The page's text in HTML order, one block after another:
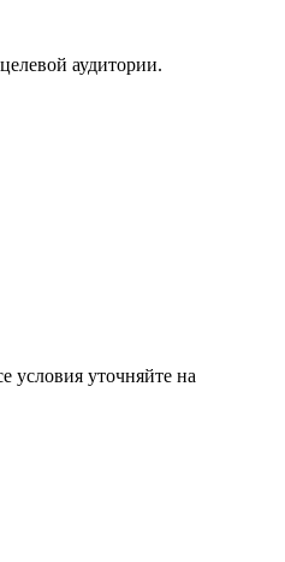
аудитории.
условия уточняйте на